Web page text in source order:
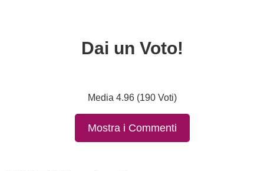
Dai un Voto!
Media 4.96 (190 Voti)
Mostra i Commenti